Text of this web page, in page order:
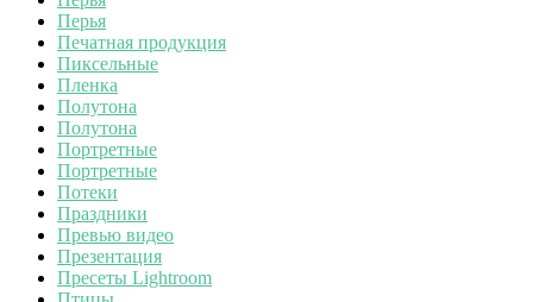
Перья
Печатная продукция
Пиксельные
Пленка
Полутона
Полутона
Портретные
Портретные
Потеки
Праздники
Превью видео
Презентация
Пресеты Lightroom